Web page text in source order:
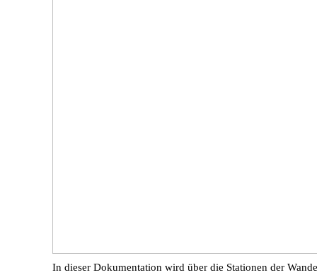
In dieser Dokumentation wird über die Stationen der